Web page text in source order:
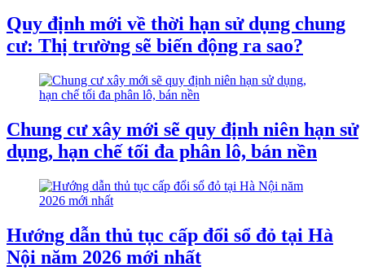
Quy định mới về thời hạn sử dụng chung
cư: Thị trường sẽ biến động ra sao?
Chung cư xây mới sẽ quy định niên hạn sử
dụng, hạn chế tối đa phân lô, bán nền
Hướng dẫn thủ tục cấp đổi sổ đỏ tại Hà
Nội năm 2026 mới nhất